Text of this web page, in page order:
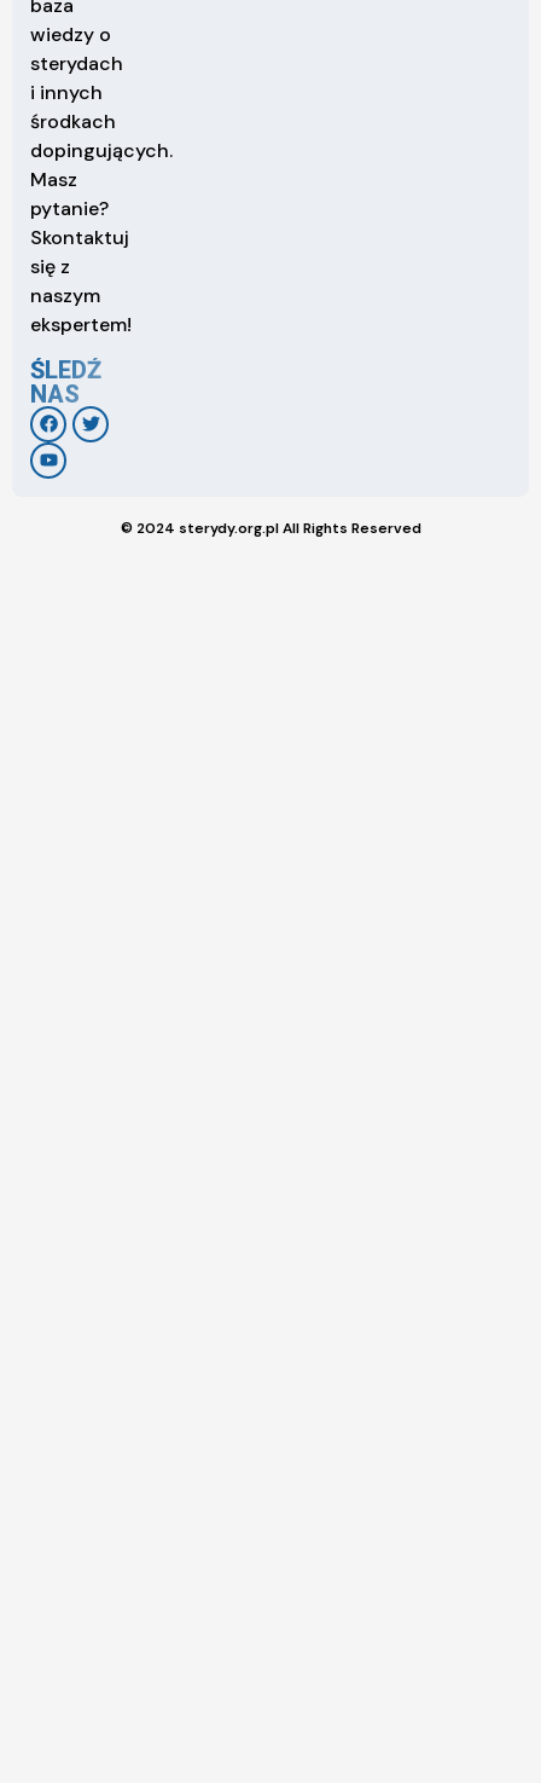
baza
wiedzy o
sterydach
i innych
środkach
dopingujących.
Masz
pytanie?
Skontaktuj
się z
naszym
ekspertem!
ŚLEDŹ
NAS
© 2024 sterydy.org.pl All Rights Reserved